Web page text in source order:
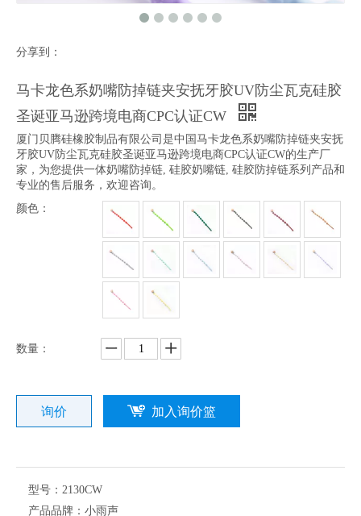
分享到：
马卡龙色系奶嘴防掉链夹安抚牙胶UV防尘瓦克硅胶
圣诞亚马逊跨境电商CPC认证CW
厦门贝腾硅橡胶制品有限公司是中国马卡龙色系奶嘴防掉链夹安抚
牙胶UV防尘瓦克硅胶圣诞亚马逊跨境电商CPC认证CW的生产厂
家，为您提供一体奶嘴防掉链, 硅胶奶嘴链, 硅胶防掉链系列产品和
专业的售后服务，欢迎咨询。
颜色：
数量：
询价 加入询价篮
型号： 2130CW
产品品牌： 小雨声